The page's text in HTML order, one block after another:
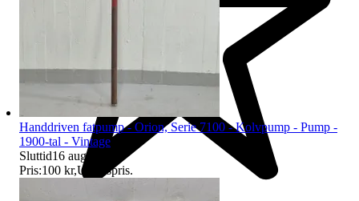
Handdriven fatpump - Orion, Serie 7100 - Kolvpump - Pump -
1900-tal - Vintage
Sluttid16 aug 18:01
Pris:100 kr,Utropspris.